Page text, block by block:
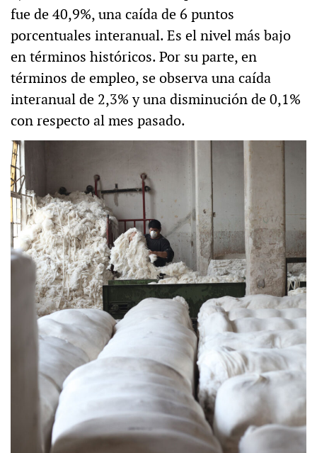
fue de 40,9%, una caída de 6 puntos
porcentuales interanual. Es el nivel más bajo
en términos históricos. Por su parte, en
términos de empleo, se observa una caída
interanual de 2,3% y una disminución de 0,1%
con respecto al mes pasado.